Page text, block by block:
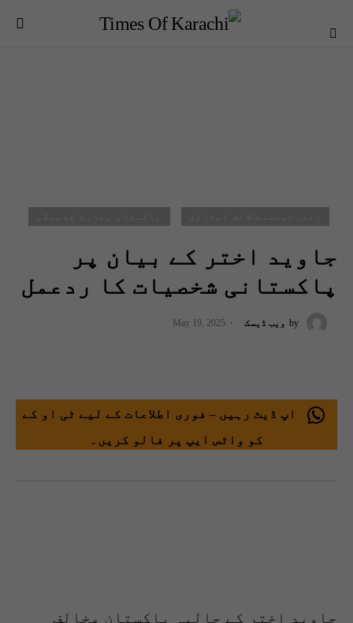
جاوید اختر کے بیان پر
پاکستانی شخصیات کا ردعمل
by ویب ڈیسک May 19, 2025
اپ ڈیٹ رہیں – فوری اطلاعات کے لیے ٹی او کے
کو واٹس ایپ پر فالو کریں۔
جاوید اختر کے حالیہ پاکستان مخالف